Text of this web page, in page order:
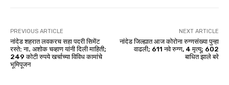
PREVIOUS ARTICLE
नांदेड शहरात लवकरच सहा पदरी सिमेंट
रस्ते: ना. अशोक चव्हाण यांनी दिली माहिती;
249 कोटी रुपये खर्चाच्या विविध कामांचे
भूमिपूजन
NEXT ARTICLE
नांदेड जिल्ह्यात आज कोरोना रुग्णसंख्या पुन्हा
वाढली; 611 नवे रुग्ण, 4 मृत्यू; 602
बाधित झाले बरे